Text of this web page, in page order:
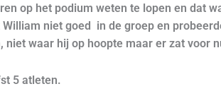
op het podium weten te lopen en dat
niet goed in de groep en
niet waar hij op hoopte maar er zat voor
5 atleten.